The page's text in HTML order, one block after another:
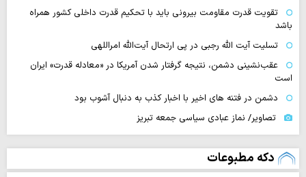
تقویت قدرت مقاومت بیرونی باید با تحکیم قدرت داخلی کشور همراه
باشد
تسلیت آیت الله رجبی در پی ارتحال آیت‌الله امراللهی
عقب‌نشینی دشمن، نتیجه گرفتار شدن آمریکا در «معادله قدرت» ایران
است
دشمن در فتنه های اخیر با اخبار کذب به دنبال آشوب بود
تصاویر/ نماز عبادی سیاسی جمعه تبریز
دکه مطبوعات